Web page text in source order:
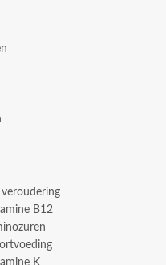
veroudering
B12
K